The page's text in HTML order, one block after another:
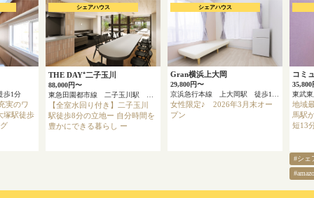
歩1分
実のワ
塚駅徒歩
THE DAY⁺二子玉川
88,000円〜
【全室水回り付き】二子玉川
駅徒歩8分の立地ー 自分時間を
豊かにできる暮らし ー
シェアハウス
Gran横浜上大岡
29,800円〜
女性限定♪ 2026年3月末オー
プン
シェアハウス
コミ
35,800
地域
馬駅
短13
#シェ